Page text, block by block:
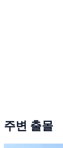
주변 출몰